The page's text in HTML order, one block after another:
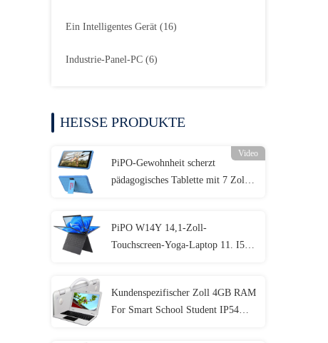
Ein Intelligentes Gerät (16)
Industrie-Panel-PC (6)
HEISSE PRODUKTE
Video
PiPO-Gewohnheit scherzt
pädagogisches Tablette mit 7 Zoll 8
PiPO W14Y 14,1-Zoll-
Touchscreen-Yoga-Laptop 11. I5
Kundenspezifischer Zoll 4GB RAM
For Smart School Student IP54